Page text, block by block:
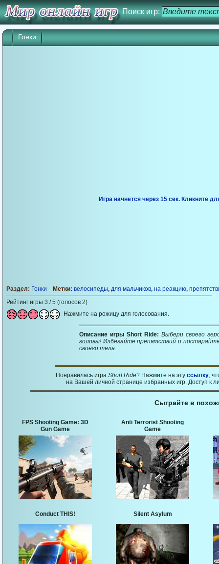
Поиск игр:
Гонки
Игра начнется через 14 сек. Кликните
Раздел: Гонки Метки: велосипеды, для мальчиков, на реакцию,
Рейтинг игры 3 / 5 (голосов 2)
Нажмите на рожицу для голосования.
Описание игры Short Ride: Выбери своего
головы! Избегайте препятствий и
своего тела.
Понравилась игра Short Ride? Нажмите на эту ссылку,
на Вашей личной странице избранных игр. Доступ к
Сыграйте в
FPS Shooting Game: 3D
Gun Game
Anti Terrorist Shooting
Game
Conduct THIS! Silent Asylum